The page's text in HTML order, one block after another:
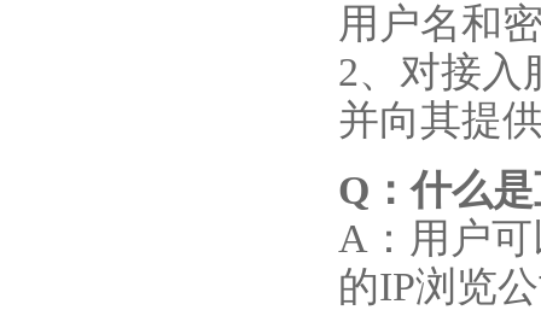
用户名和
2、对接入
并向其提
Q ：什么
A：用户
的IP浏览